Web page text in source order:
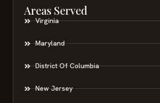
Areas Served
Virginia
Maryland
District Of Columbia
New Jersey